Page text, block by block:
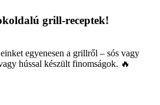
grill-receptek!
egyenesen a grillről – sós vagy
hússal készült finomságok. 🔥